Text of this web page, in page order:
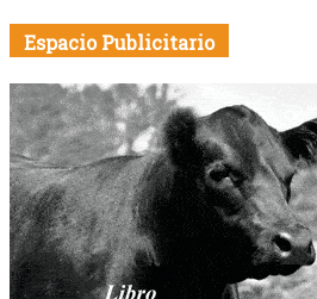
Espacio Publicitario